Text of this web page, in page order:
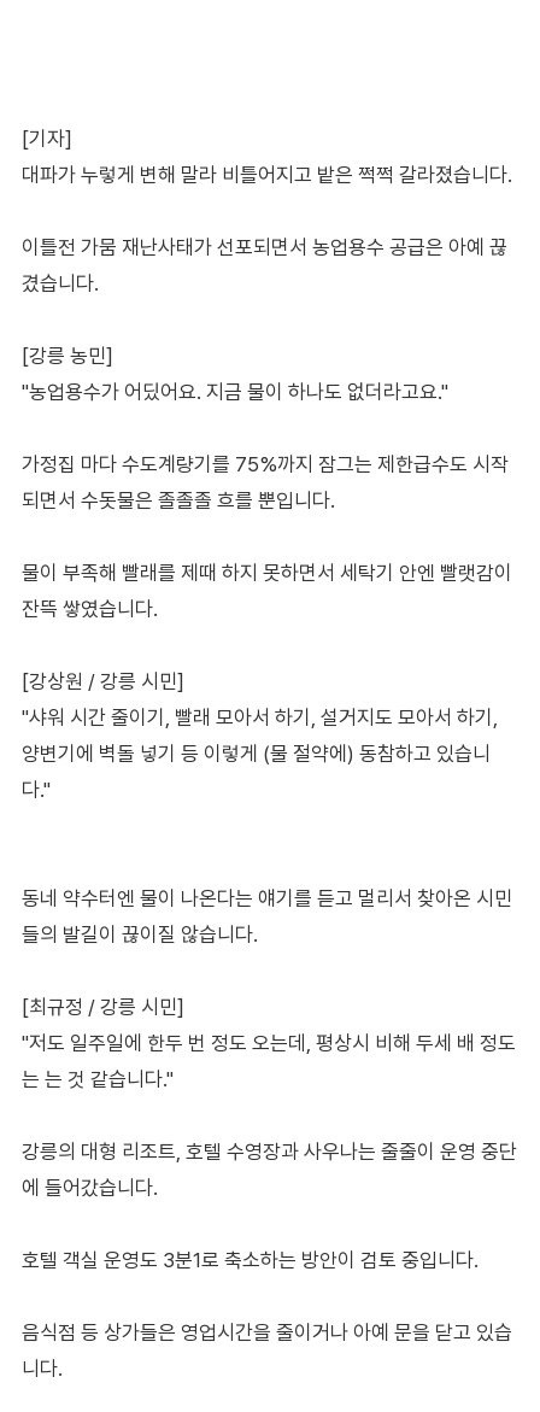
[기자]
대파가 누렇게 변해 말라 비틀어지고 밭은 쩍쩍 갈라졌습니다.
이틀전 가뭄 재난사태가 선포되면서 농업용수 공급은 아예 끊
겼습니다.
[강릉 농민]
"농업용수가 어딨어요. 지금 물이 하나도 없더라고요."
가정집 마다 수도계량기를 75%까지 잠그는 제한급수도 시작
되면서 수돗물은 졸졸졸 흐를 뿐입니다.
물이 부족해 빨래를 제때 하지 못하면서 세탁기 안엔 빨랫감이
잔뜩 쌓였습니다.
[강상원 / 강릉 시민]
"샤워 시간 줄이기, 빨래 모아서 하기, 설거지도 모아서 하기,
양변기에 벽돌 넣기 등 이렇게 (물 절약에) 동참하고 있습니
다."
동네 약수터엔 물이 나온다는 얘기를 듣고 멀리서 찾아온 시민
들의 발길이 끊이질 않습니다.
[최규정 / 강릉 시민]
"저도 일주일에 한두 번 정도 오는데, 평상시 비해 두세 배 정도
는 는 것 같습니다."
강릉의 대형 리조트, 호텔 수영장과 사우나는 줄줄이 운영 중단
에 들어갔습니다.
호텔 객실 운영도 3분1로 축소하는 방안이 검토 중입니다.
음식점 등 상가들은 영업시간을 줄이거나 아예 문을 닫고 있습
니다.